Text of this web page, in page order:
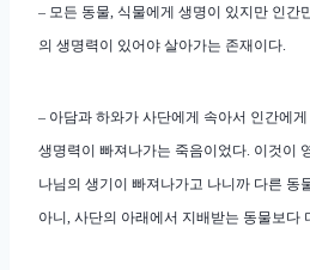
– 모든 동물, 식물에게 생명이 있지만 인간
의 생명력이 있어야 살아가는 존재이다.
– 아담과 하와가 사단에게 속아서 인간에
생명력이 빠져나가는 죽음이었다. 이것이
나님의 생기이 빠져나가고 나니까 다른 동
아니, 사단의 아래에서 지배받는 동물보다